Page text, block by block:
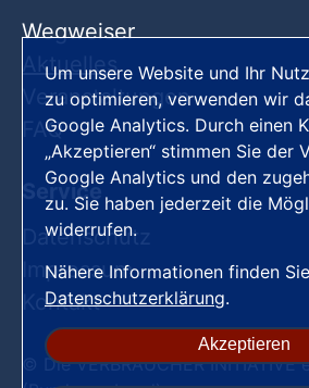
Wegweiser
Aktuelles
Veranstaltungen
FAQ
Service
Datenschutz
Impressum
Kontakt
© Die VERBRAUCHER INITIATIVE
Um unsere Website und Ihr
zu optimieren, verwenden wir
Google Analytics. Durch einen
„Akzeptieren“ stimmen Sie der
Google Analytics und den
zu. Sie haben jederzeit die
widerrufen.
Nähere Informationen finden
Datenschutzerklärung.
Akzeptieren